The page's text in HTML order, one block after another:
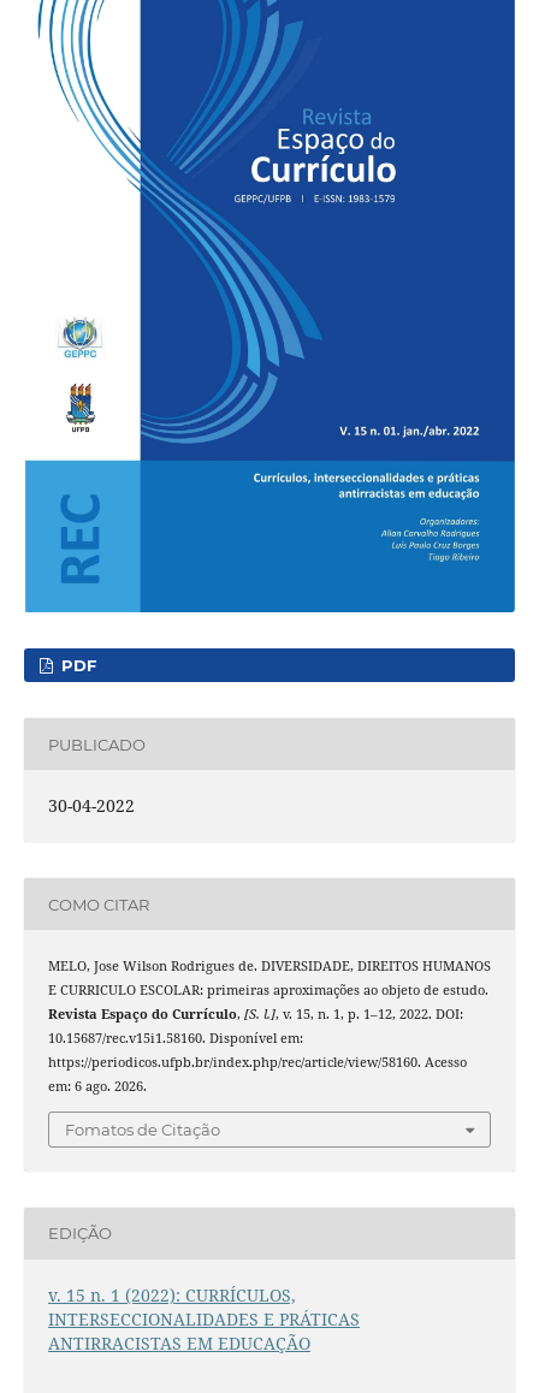
PDF
PUBLICADO
30-04-2022
COMO CITAR
MELO, Jose Wilson Rodrigues de. DIVERSIDADE, DIREITOS HUMANOS
E CURRICULO ESCOLAR: primeiras aproximações ao objeto de estudo.
Revista Espaço do Currículo, [S. l.], v. 15, n. 1, p. 1–12, 2022. DOI:
10.15687/rec.v15i1.58160. Disponível em:
https://periodicos.ufpb.br/index.php/rec/article/view/58160. Acesso
em: 6 ago. 2026.
Fomatos de Citação
EDIÇÃO
v. 15 n. 1 (2022): CURRÍCULOS,
INTERSECCIONALIDADES E PRÁTICAS
ANTIRRACISTAS EM EDUCAÇÃO